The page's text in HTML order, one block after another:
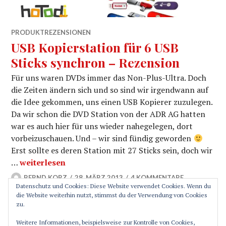
PRODUKTREZENSIONEN
USB Kopierstation für 6 USB
Sticks synchron – Rezension
Für uns waren DVDs immer das Non-Plus-Ultra. Doch
die Zeiten ändern sich und so sind wir irgendwann auf
die Idee gekommen, uns einen USB Kopierer zuzulegen.
Da wir schon die DVD Station von der ADR AG hatten
war es auch hier für uns wieder nahegelegen, dort
vorbeizuschauen. Und – wir sind fündig geworden
Erst sollte es deren Station mit 27 Sticks sein, doch wir
…USB Kopierstation für 6 USB Sticks synchron –
weiterlesen
BERND KORZ 28. MÄRZ 2013 4 KOMMENTARE
Datenschutz und Cookies: Diese Website verwendet Cookies. Wenn du
die Website weiterhin nutzt, stimmst du der Verwendung von Cookies
zu.
Weitere Informationen, beispielsweise zur Kontrolle von Cookies,